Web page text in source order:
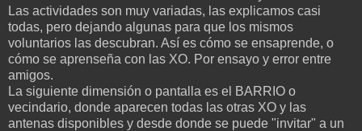
Las actividades son muy variadas, las explicamos casi
todas, pero dejando algunas para que los mismos
voluntarios las descubran. Así es cómo se ensaprende, o
cómo se aprenseña con las XO. Por ensayo y error entre
amigos.
La siguiente dimensión o pantalla es el BARRIO o
vecindario, donde aparecen todas las otras XO y las
antenas disponibles y desde donde se puede "invitar" a un